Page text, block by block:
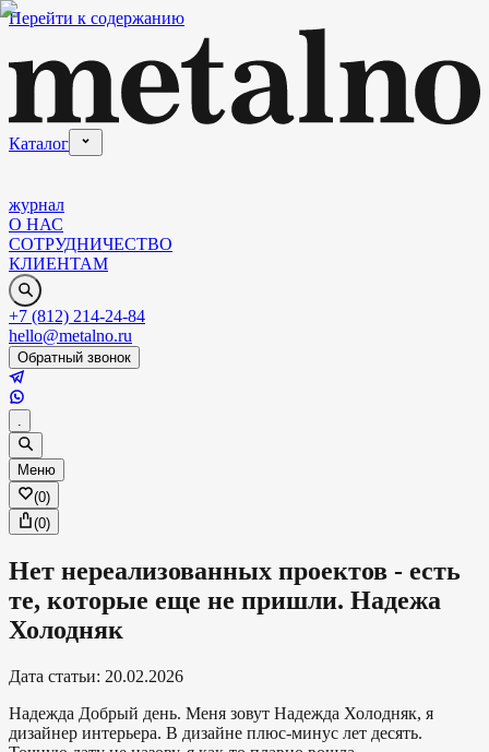
Перейти к содержанию
Каталог
журнал
О НАС
СОТРУДНИЧЕСТВО
КЛИЕНТАМ
+7 (812) 214-24-84
hello@metalno.ru
Обратный звонок
.
Меню
(0)
(0)
Нет нереализованных проектов - есть
те, которые еще не пришли. Надежа
Холодняк
Дата статьи: 20.02.2026
Надежда Добрый день. Меня зовут Надежда Холодняк, я
дизайнер интерьера. В дизайне плюс-минус лет десять.